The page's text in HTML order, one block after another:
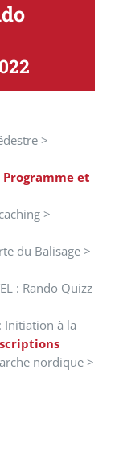
>
Programme et
>
du Balisage >
: Rando Quizz
Initiation à la
nordique >